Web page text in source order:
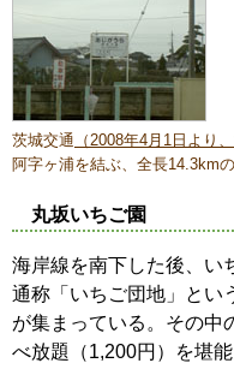
茨城交通 （2008年4月1日より
阿字ヶ浦を結ぶ、全長14.3kmの
丸坂いちご園
海岸線を南下した後、い
通称「いちご団地」とい
が集まっている。その中
べ放題（1,200円）を堪